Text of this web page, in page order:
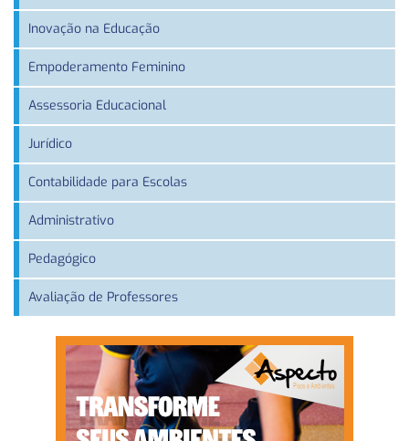
Inovação na Educação
Empoderamento Feminino
Assessoria Educacional
Jurídico
Contabilidade para Escolas
Administrativo
Pedagógico
Avaliação de Professores